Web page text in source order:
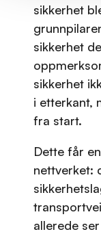
sikkerhet
sikkerhet
sikkerhet
i etterkant,
fra start.
Dette får
nettverket:
allerede